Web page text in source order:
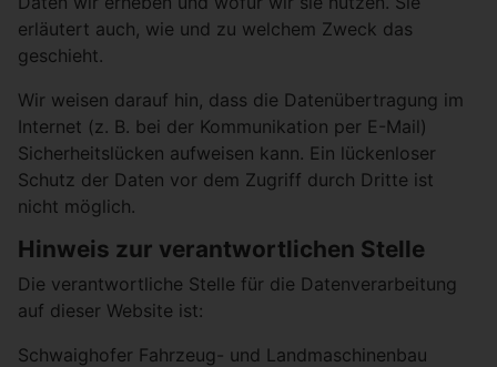
erläutert auch, wie und zu welchem Zweck das
geschieht.
Wir weisen darauf hin, dass die Datenübertragung im
Internet (z. B. bei der Kommunikation per E-Mail)
Sicherheitslücken aufweisen kann. Ein lückenloser
Schutz der Daten vor dem Zugriff durch Dritte ist
nicht möglich.
Hinweis zur verantwortlichen Stelle
Die verantwortliche Stelle für die Datenverarbeitung
auf dieser Website ist:
Schwaighofer Fahrzeug- und Landmaschinenbau